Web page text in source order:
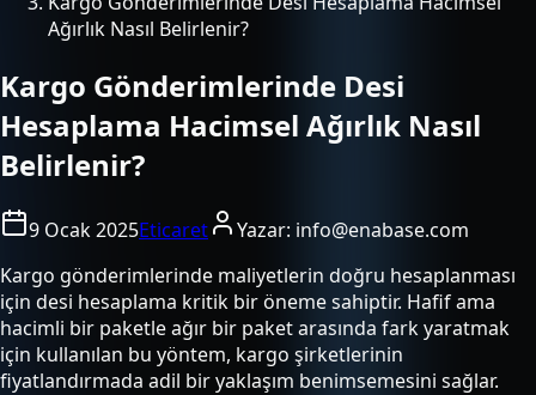
Ağırlık Nasıl Belirlenir?
Kargo Gönderimlerinde Desi
Hesaplama Hacimsel Ağırlık Nasıl
Belirlenir?
9 Ocak 2025Eticaret Yazar: info@enabase.com
Kargo gönderimlerinde maliyetlerin doğru hesaplanması
için desi hesaplama kritik bir öneme sahiptir. Hafif ama
hacimli bir paketle ağır bir paket arasında fark yaratmak
için kullanılan bu yöntem, kargo şirketlerinin
fiyatlandırmada adil bir yaklaşım benimsemesini sağlar.